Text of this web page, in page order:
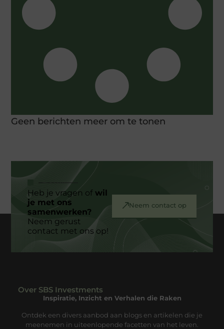
Geen berichten meer om te tonen
Heb je vragen ofwil
je met ons
samenwerken?
Neem gerust
contact met ons op!
Neem contact op
Over SBS Investments
Inspiratie, Inzicht en Verhalen die Raken
Ontdek een divers aanbod aan blogs en artikelen die je
meenemen in uiteenlopende facetten van het leven.